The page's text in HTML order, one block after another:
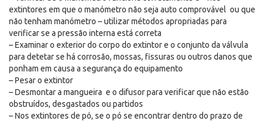
extintores em que o manómetro não seja auto comprovável ou que
não tenham manómetro – utilizar métodos apropriadas para
verificar se a pressão interna está correta
– Examinar o exterior do corpo do extintor e o conjunto da válvula
para detetar se há corrosão, mossas, fissuras ou outros danos que
ponham em causa a segurança do equipamento
– Pesar o extintor
– Desmontar a mangueira e o difusor para verificar que não estão
obstruídos, desgastados ou partidos
– Nos extintores de pó, se o pó se encontrar dentro do prazo de